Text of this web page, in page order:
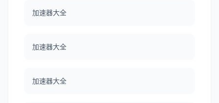
加速器大全
加速器大全
加速器大全